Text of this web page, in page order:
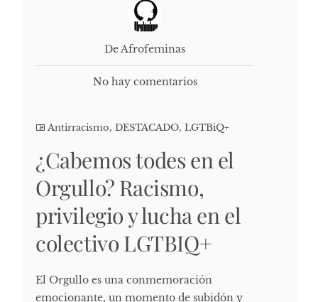
De Afrofeminas
No hay comentarios
Antirracismo, DESTACADO, LGTBiQ+
¿Cabemos todes en el
Orgullo? Racismo,
privilegio y lucha en el
colectivo LGTBIQ+
El Orgullo es una conmemoración
emocionante, un momento de subidón y